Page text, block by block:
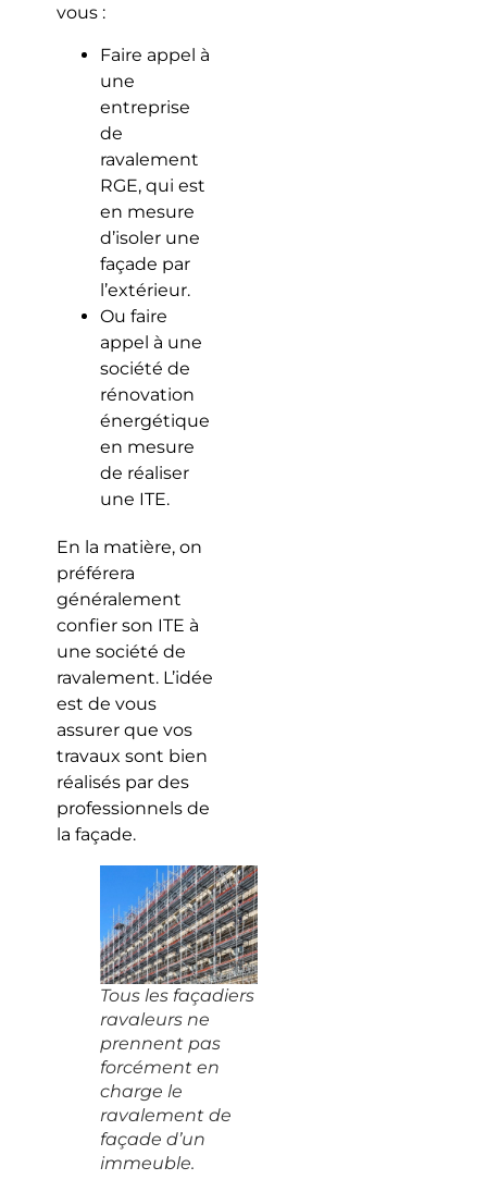
vous :
Faire appel à
une
entreprise
de
ravalement
RGE, qui est
en mesure
d’isoler une
façade par
l’extérieur.
Ou faire
appel à une
société de
rénovation
énergétique
en mesure
de réaliser
une ITE.
En la matière, on
préférera
généralement
confier son ITE à
une société de
ravalement. L’idée
est de vous
assurer que vos
travaux sont bien
réalisés par des
professionnels de
la façade.
Tous les façadiers
ravaleurs ne
prennent pas
forcément en
charge le
ravalement de
façade d’un
immeuble.